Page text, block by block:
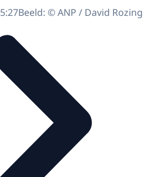
Beeld: © ANP / David Rozing